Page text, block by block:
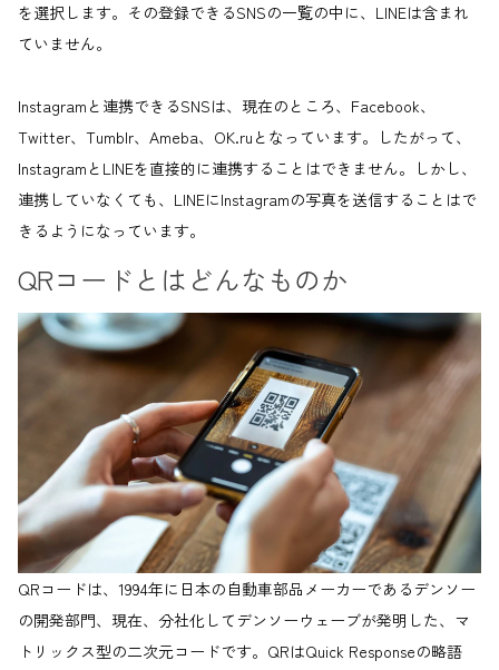
を選択します。その登録できるSNSの一覧の中に、LINEは含まれ
ていません。
Instagramと連携できるSNSは、現在のところ、Facebook、
Twitter、Tumblr、Ameba、OK.ruとなっています。したがって、
InstagramとLINEを直接的に連携することはできません。しかし、
連携していなくても、LINEにInstagramの写真を送信することはで
きるようになっています。
QRコードとはどんなものか
QRコードは、1994年に日本の自動車部品メーカーであるデンソー
の開発部門、現在、分社化してデンソーウェーブが発明した、マ
トリックス型の二次元コードです。QRはQuick Responseの略語